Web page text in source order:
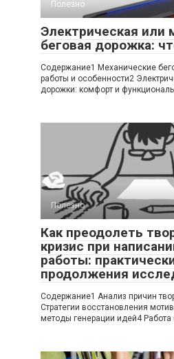
Полезно
Электрическая или
беговая дорожка:
Содержание1 Механические
работы и особенности2
дорожки: комфорт и
Полезно
Как преодолеть
кризис при
работы:
продолжения
Содержание1 Анализ причин
Стратегии восстановления
методы генерации идей4 Работа